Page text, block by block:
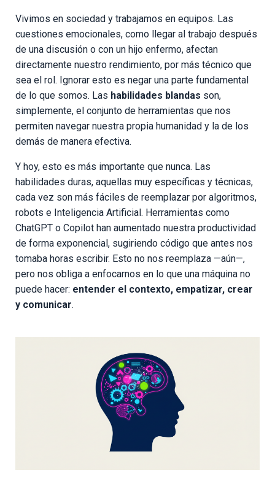
Vivimos en sociedad y trabajamos en equipos. Las
cuestiones emocionales, como llegar al trabajo después
de una discusión o con un hijo enfermo, afectan
directamente nuestro rendimiento, por más técnico que
sea el rol. Ignorar esto es negar una parte fundamental
de lo que somos. Las habilidades blandas son,
simplemente, el conjunto de herramientas que nos
permiten navegar nuestra propia humanidad y la de los
demás de manera efectiva.
Y hoy, esto es más importante que nunca. Las
habilidades duras, aquellas muy específicas y técnicas,
cada vez son más fáciles de reemplazar por algoritmos,
robots e Inteligencia Artificial. Herramientas como
ChatGPT o Copilot han aumentado nuestra productividad
de forma exponencial, sugiriendo código que antes nos
tomaba horas escribir. Esto no nos reemplaza —aún—,
pero nos obliga a enfocarnos en lo que una máquina no
puede hacer: entender el contexto, empatizar, crear
y comunicar.